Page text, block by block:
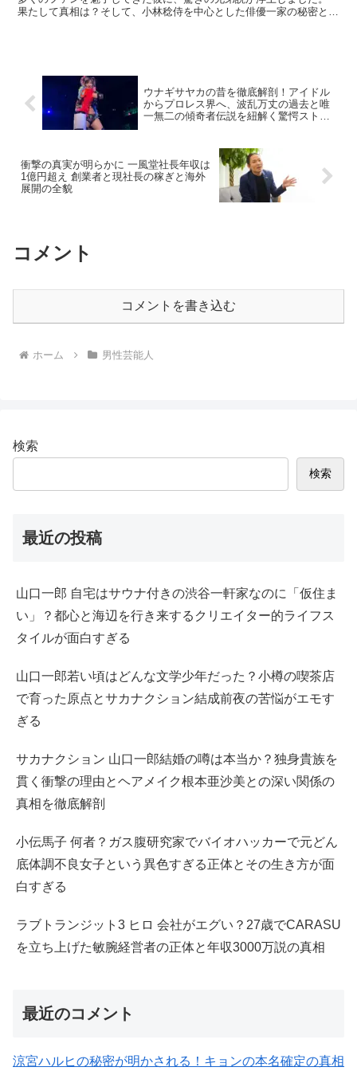
果たして真相は？そして、小林稔侍を中心とした俳優一家の秘密と
ウナギサヤカの昔を徹底解剖！アイドル
からプロレス界へ、波乱万丈の過去と唯
一無二の傾奇者伝説を紐解く驚愕ストー
衝撃の真実が明らかに 一風堂社長年収は
1億円超え 創業者と現社長の稼ぎと海外
展開の全貌
コメント
コメントを書き込む
ホーム 男性芸能人
検索
検索
最近の投稿
山口一郎 自宅はサウナ付きの渋谷一軒家なのに「仮住ま
い」？都心と海辺を行き来するクリエイター的ライフス
タイルが面白すぎる
山口一郎若い頃はどんな文学少年だった？小樽の喫茶店
で育った原点とサカナクション結成前夜の苦悩がエモす
ぎる
サカナクション 山口一郎結婚の噂は本当か？独身貴族を
貫く衝撃の理由とヘアメイク根本亜沙美との深い関係の
真相を徹底解剖
小伝馬子 何者？ガス腹研究家でバイオハッカーで元どん
底体調不良女子という異色すぎる正体とその生き方が面
白すぎる
ラブトランジット3 ヒロ 会社がエグい？27歳でCARASU
を立ち上げた敏腕経営者の正体と年収3000万説の真相
最近のコメント
涼宮ハルヒの秘密が明かされる！キョンの本名確定の真相